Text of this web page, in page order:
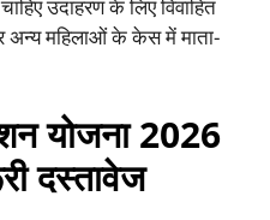
उदाहरण के लिए विवाहित
महिलाओं के केस में माता-
योजना 2026
दस्तावेज